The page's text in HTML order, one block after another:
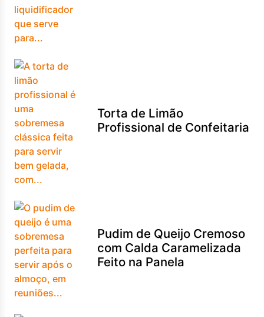
Torta de Limão
Profissional de Confeitaria
Pudim de Queijo Cremoso
com Calda Caramelizada
Feito na Panela